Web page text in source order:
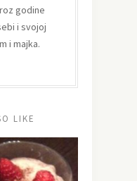
godine
i svojoj
i majka.
LIKE